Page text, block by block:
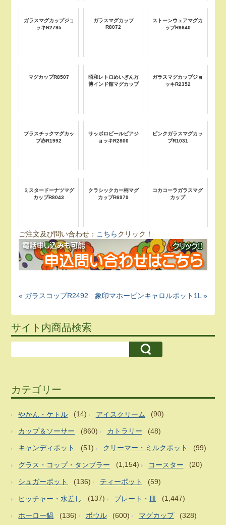
ガラスマグカップジョ
ッキR2795
ガラスマグカップ
R8072
ストーンウェアマグカ
ップR6640
マグカップR8507
昭和レトロめいぎん万
博インド館マグカップ
ガラスマグカップジョ
ッキR2352
プラスチックマグカッ
プ赤R1992
サッポロビールビアジ
ョッキR2806
ピンクガラスマグカッ
プR1031
ミスタードーナツマグ
カップR8043
クラシックカー柄マグ
カップR6979
コカコーラガラスマグ
カップ
ご注文及び問い合わせ： こちらクリック！
« ガラスコップR2492 象印マホービンキャロルポット1L »
サイト内商品検索
カテゴリー
やかん・ケトル (14) アイスクリーム (90)
カップ＆ソーサー (860) カトラリー (48)
キャンディポット (51) クリーマー・ミルクポット (99)
グラス・コップ・タンブラー (1,154) コースター (20)
シュガーポット (136) ティーポット (59)
ピッチャー・水差し (137) プレート・皿 (1,447)
ホーロー鍋 (136) ボウル (600) マグカップ (328)